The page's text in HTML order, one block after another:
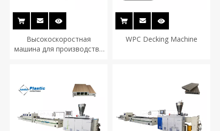
Высокоскоростная
машина для производства
WPC Decking Machine